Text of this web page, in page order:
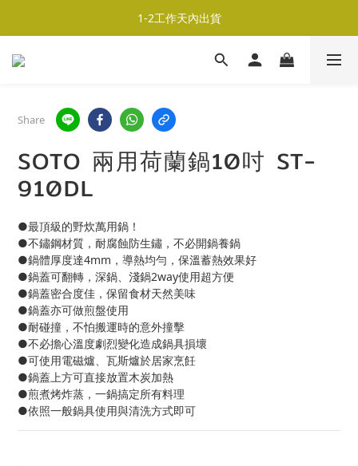
超商取貨690免運；宅配990免運
1-2工作天內出貨
超商取貨690免運；宅配990免運
Share
SOTO 兩用荷蘭鍋10吋 ST-
910DL
●最頂級的野炊萬用鍋！
●不鏽鋼材質，耐腐蝕防生鏽，不必開鍋養鍋
●鍋體厚度達4mm，導熱均勻，保溫蓄熱效果好
●鍋蓋可翻轉，深鍋、淺鍋2way使用超方便
●鍋蓋密合度佳，保留食材天然美味
●鍋蓋亦可做煎盤使用
●耐碰撞，不怕搬運時的意外撞擊
●不必擔心溫度劇烈變化造成鍋具損壞
●可使用電磁爐、瓦斯爐於居家烹飪
●鍋蓋上方可直接放置木炭加熱
●煎煮烤炸蒸，一鍋搞定所有料理
●依照一般鍋具使用與清洗方式即可